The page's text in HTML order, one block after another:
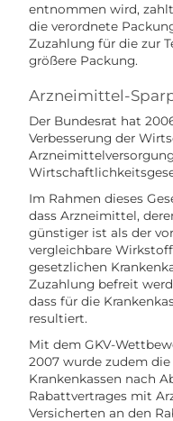
entnommen wird,
die verordnete
Zuzahlung für die zur
größere Packung.
Arzneimittel-
Der Bundesrat hat
Verbesserung der
Im Rahmen dieses
dass Arzneimittel,
günstiger ist als der
vergleichbare
gesetzlichen
Zuzahlung befreit
dass für die
resultiert.
Mit dem GKV-
2007 wurde zudem
Krankenkassen nach
Rabattvertrages mit
Versicherten an den